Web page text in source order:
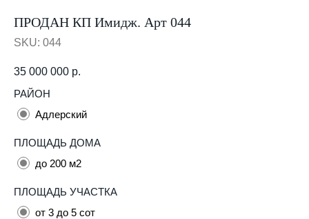
ПРОДАН КП Имидж. Арт 044
SKU: 044
35 000 000 р.
РАЙОН
Адлерский
ПЛОЩАДЬ ДОМА
до 200 м2
ПЛОЩАДЬ УЧАСТКА
от 3 до 5 сот